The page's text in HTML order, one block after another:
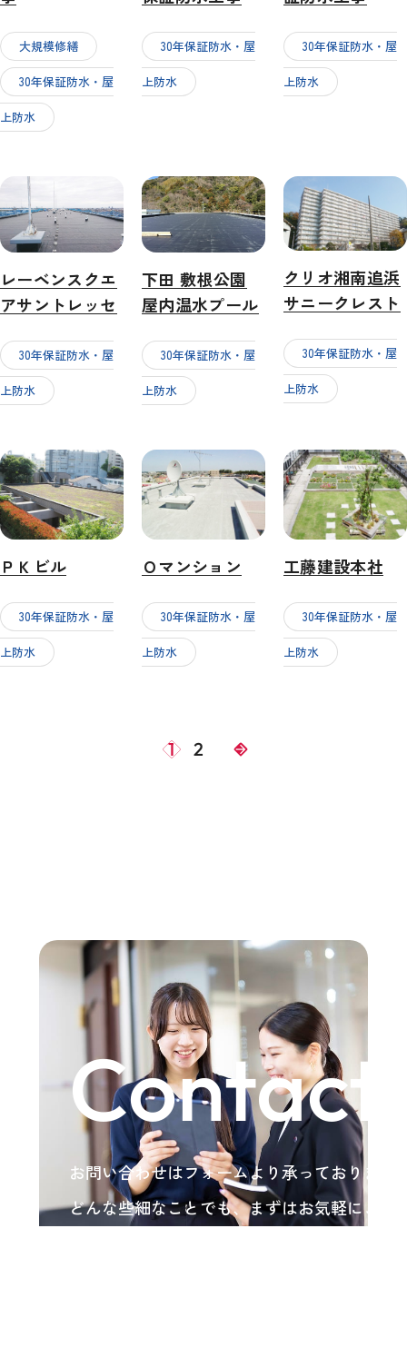
大規模修繕
30年保証防水・屋
上防水
30年保証防水・屋
上防水
30年保証防水・屋
上防水
レーベンスクエ
アサントレッセ
30年保証防水・屋
上防水
下田 敷根公園
屋内温水プール
30年保証防水・屋
上防水
クリオ湘南追浜
サニークレスト
30年保証防水・屋
上防水
ＰＫビル
30年保証防水・屋
上防水
Ｏマンション
30年保証防水・屋
上防水
工藤建設本社
30年保証防水・屋
上防水
1 2 arrow_forward
Contact
お問い合わせはフォームより承っております
どんな些細なことでも、まずはお気軽にご相